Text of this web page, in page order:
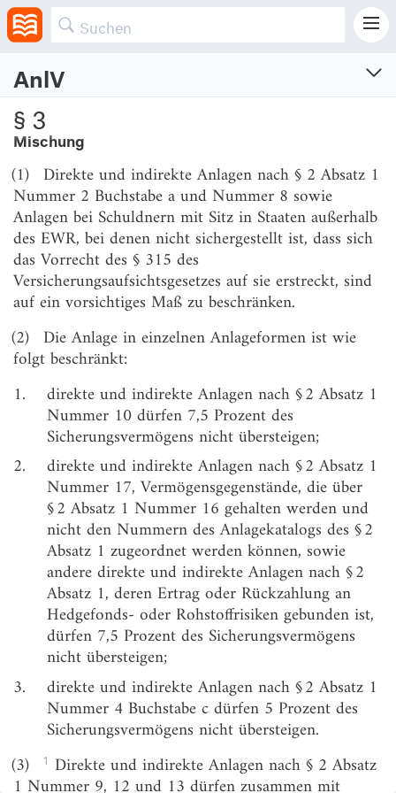
AnlV
Verordnung über die Anlage des Sicherungsvermögens von Pensionskassen,
Sterbekassen und kleinen Versicherungsunternehmen
Vom 18.4.2016 (BGBl. I S. 769)
Zuletzt geändert am 4.2.2026 (BGBl. I S. Nr. 33)
§ 1
Anwendungsbereich, Anlagegrundsätze
und Anlagemanagement
§ 2
Anlageformen
Mischung
§ 4
Streuung
Übergangsvorschriften
Inkrafttreten
Anlage (zu § 5 Satz 1)
Dienstleistungstätigkeit bestimmt wird.
§ 3
Mischung
(1) Direkte und indirekte Anlagen nach § 2 Absatz 1
Nummer 2 Buchstabe a und Nummer 8 sowie
Anlagen bei Schuldnern mit Sitz in Staaten außerhalb
des EWR, bei denen nicht sichergestellt ist, dass sich
das Vorrecht des § 315 des
Versicherungsaufsichtsgesetzes auf sie erstreckt, sind
auf ein vorsichtiges Maß zu beschränken.
(2) Die Anlage in einzelnen Anlageformen ist wie
folgt beschränkt:
1.
direkte und indirekte Anlagen nach § 2 Absatz 1
Nummer 10 dürfen 7,5 Prozent des
Sicherungsvermögens nicht übersteigen;
2.
direkte und indirekte Anlagen nach § 2 Absatz 1
Nummer 17, Vermögensgegenstände, die über
§ 2 Absatz 1 Nummer 16 gehalten werden und
nicht den Nummern des Anlagekatalogs des § 2
Absatz 1 zugeordnet werden können, sowie
andere direkte und indirekte Anlagen nach § 2
Absatz 1, deren Ertrag oder Rückzahlung an
Hedgefonds- oder Rohstoffrisiken gebunden ist,
dürfen 7,5 Prozent des Sicherungsvermögens
nicht übersteigen;
3.
direkte und indirekte Anlagen nach § 2 Absatz 1
Nummer 4 Buchstabe c dürfen 5 Prozent des
Sicherungsvermögens nicht übersteigen.
(3)
1 Direkte und indirekte Anlagen nach § 2 Absatz
1 Nummer 9, 12 und 13 dürfen zusammen mit